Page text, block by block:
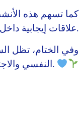
كما تسهم هذه
علاقات إيجابية داخل مجتمعاتهم.
وفي الختام، تظل
النفسي والاجتماعي، بما يسهم في توفير بيئة أكثر أمانًا ودعمًا لنموهم وتطورهم.